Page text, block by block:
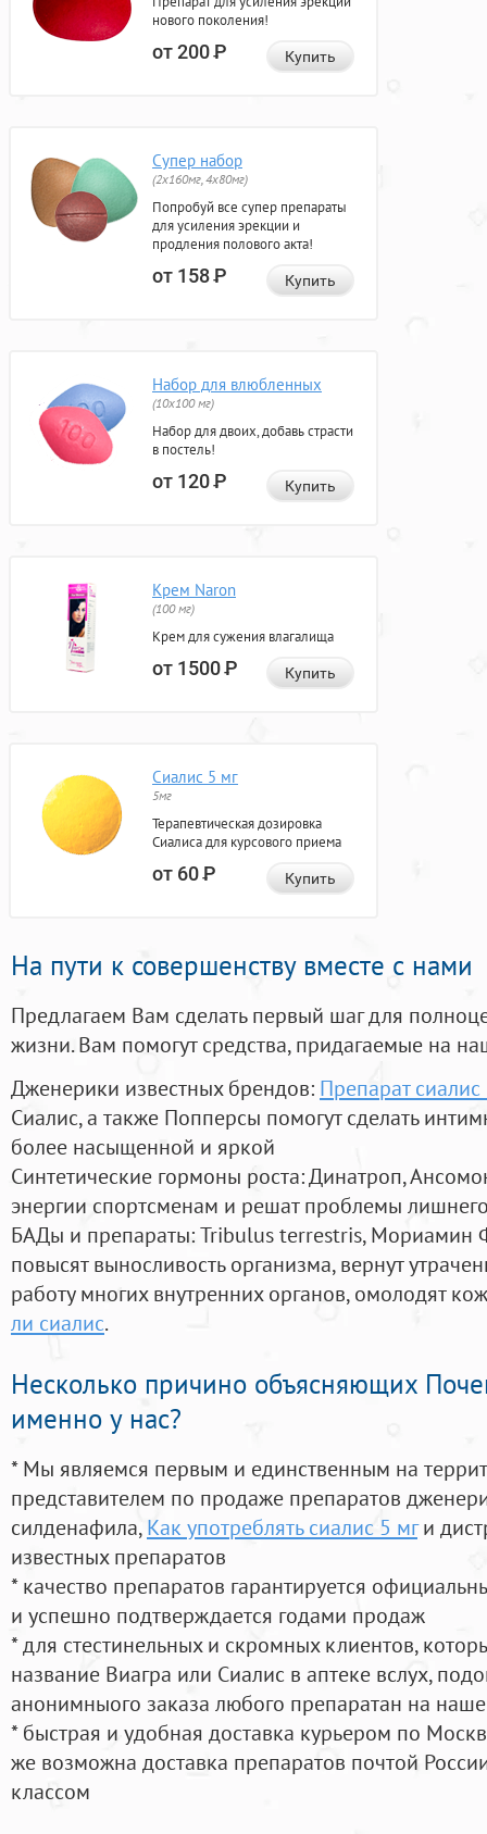
нового поколения!
от 200Р Купить
Супер набор
(2х160мг, 4х80мг)
Попробуй все супер препараты
для усиления эрекции и
продления полового акта!
от 158Р Купить
Набор для влюбленных
(10х100 мг)
Набор для двоих, добавь страсти
в постель!
от 120Р Купить
Крем Naron
(100 мг)
Крем для сужения влагалища
от 1500Р Купить
Сиалис 5 мг
5мг
Терапевтическая дозировка
Сиалиса для курсового приема
от 60Р Купить
На пути к совершенству вместе с нами
Предлагаем Вам сделать первый шаг для
жизни. Вам помогут средства, придагаемые на
Дженерики известных брендов: Препарат
Сиалис, а также Попперсы помогут сделать
более насыщенной и яркой
Синтетические гормоны роста: Динатроп,
энергии спортсменам и решат проблемы
БАДы и препараты:Tribulus terrestris, Мориамин
повысят выносливость организма, вернут
работу многих внутренних органов, омолодят
ли сиалис.
Несколько причино объясняющих
именно у нас?
* Мы являемся первым и единственным на
представителем по продаже препаратов
силденафила, Как употреблять сиалис 5 мги
известных препаратов
* качество препаратов гарантируется
и успешно подтверждается годами продаж
* для стестинельных и скромных клиентов,
название Виагра или Сиалис в аптеке вслух,
анонимныого заказа любого препаратан на
* быстрая и удобная доставка курьером по
же возможна доставка препаратов почтой
классом